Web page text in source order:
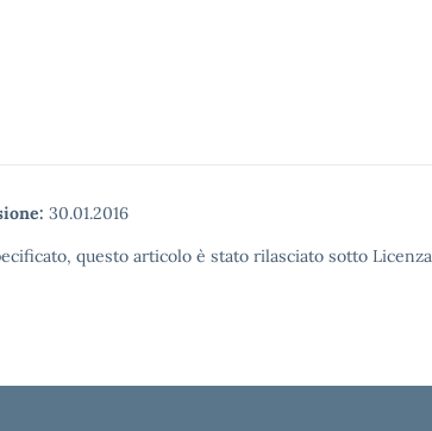
30.01.2016
questo articolo è stato rilasciato sotto